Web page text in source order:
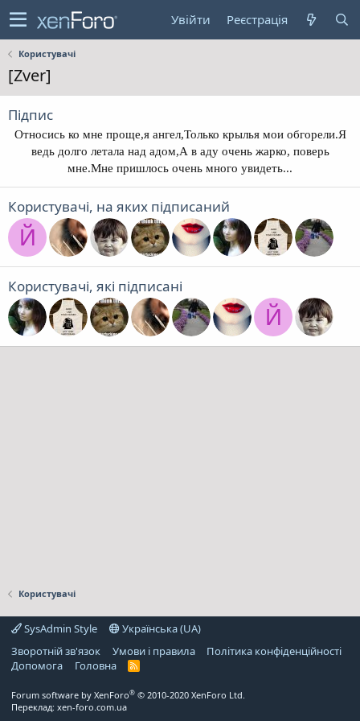
Увійти Реєстрація
Користувачі
[Zver]
Підпис
Относись ко мне проще,я ангел,Только крылья мои обгорели.Я
ведь долго летала над адом,А в аду очень жарко, поверь
мне.Мне пришлось очень много увидеть...​
Користувачі, на яких підписаний
Й
Користувачі, які підписані
Й
Користувачі
SysAdmin Style
Українська (UA)
Зворотній зв'язок
Умови і правила
Політика конфіденційності
Дoпoмoга
Головна
R
Forum software by XenForo® © 2010-2020 XenForo Ltd.
Переклад: xen-foro.com.ua